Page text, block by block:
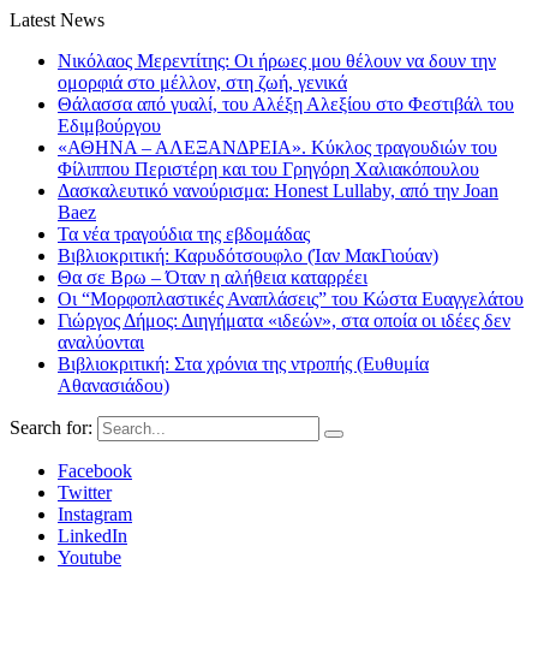
Latest News
Νικόλαος Μερεντίτης: Οι ήρωες μου θέλουν να δουν την
ομορφιά στο μέλλον, στη ζωή, γενικά
Θάλασσα από γυαλί, του Αλέξη Αλεξίου στο Φεστιβάλ του
Εδιμβούργου
«ΑΘΗΝΑ – ΑΛΕΞΑΝΔΡΕΙΑ». Κύκλος τραγουδιών του
Φίλιππου Περιστέρη και του Γρηγόρη Χαλιακόπουλου
Δασκαλευτικό νανούρισμα: Honest Lullaby, από την Joan
Baez
Τα νέα τραγούδια της εβδομάδας
Βιβλιοκριτική: Καρυδότσουφλο (Ίαν ΜακΓιούαν)
Θα σε Βρω – Όταν η αλήθεια καταρρέει
Οι “Μορφοπλαστικές Αναπλάσεις” του Κώστα Ευαγγελάτου
Γιώργος Δήμος: Διηγήματα «ιδεών», στα οποία οι ιδέες δεν
αναλύονται
Βιβλιοκριτική: Στα χρόνια της ντροπής (Ευθυμία
Αθανασιάδου)
Search for:
Facebook
Twitter
Instagram
LinkedIn
Youtube